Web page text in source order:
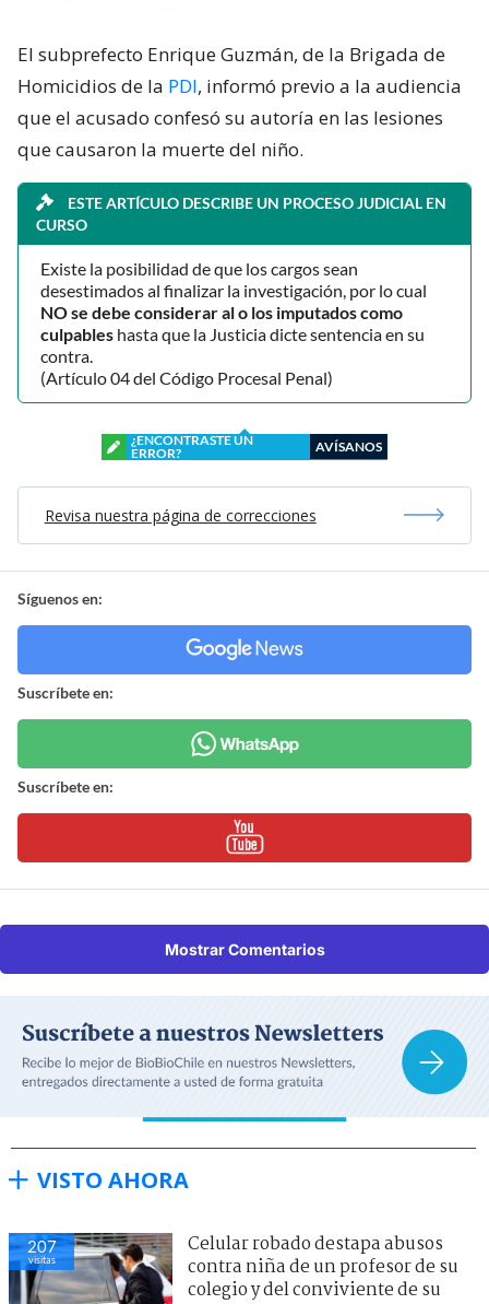
El subprefecto Enrique Guzmán, de la Brigada de
Homicidios de la PDI, informó previo a la audiencia
que el acusado confesó su autoría en las lesiones
que causaron la muerte del niño.
ESTE ARTÍCULO DESCRIBE UN PROCESO JUDICIAL EN
CURSO
Existe la posibilidad de que los cargos sean
desestimados al finalizar la investigación, por lo cual
NO se debe considerar al o los imputados como
culpables hasta que la Justicia dicte sentencia en su
contra.
(Artículo 04 del Código Procesal Penal)
¿ENCONTRASTE UN
ERROR?
AVÍSANOS
Revisa nuestra página de correcciones
Síguenos en:
Suscríbete en:
Suscríbete en:
Mostrar Comentarios
VISTO AHORA
207
visitas
Celular robado destapa abusos
contra niña de un profesor de su
colegio y del conviviente de su